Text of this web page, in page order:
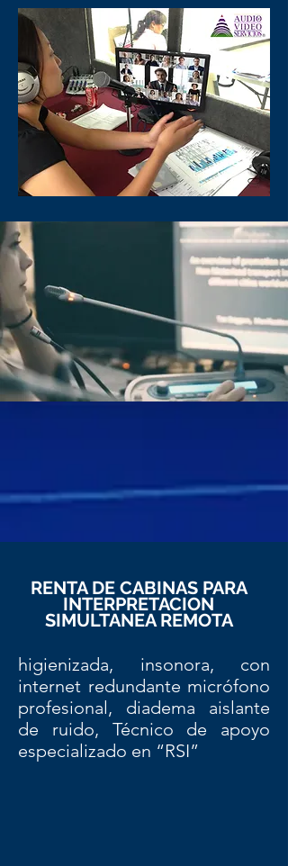
RENTA DE CABINAS PARA
INTERPRETACION
SIMULTANEA REMOTA
higienizada, insonora, con
internet redundante micrófono
profesional, diadema aislante
de ruido, Técnico de apoyo
especializado en “RSI”